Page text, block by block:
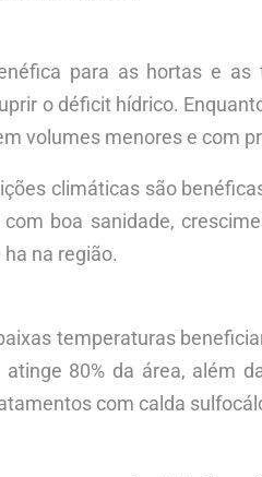
para as hortas e as
o déficit hídrico.
volumes menores e com
climáticas são
boa sanidade,
na região.
temperaturas
80% da área, além
com calda